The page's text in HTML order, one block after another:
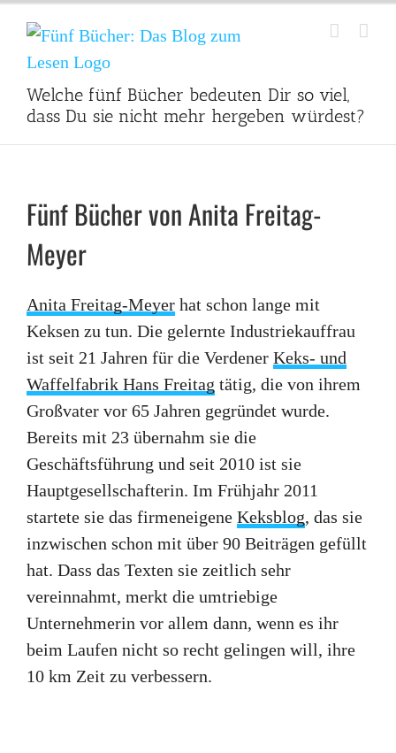
Inhalt
springen
Welche fünf Bücher bedeuten Dir so viel,
dass Du sie nicht mehr hergeben würdest?
Fünf Bücher von Anita Freitag-
Meyer
Anita Freitag-Meyer hat schon lange mit
Keksen zu tun. Die gelernte Industriekauffrau
ist seit 21 Jahren für die Verdener Keks- und
Waffelfabrik Hans Freitag tätig, die von ihrem
Großvater vor 65 Jahren gegründet wurde.
Bereits mit 23 übernahm sie die
Geschäftsführung und seit 2010 ist sie
Hauptgesellschafterin. Im Frühjahr 2011
startete sie das firmeneigene Keksblog, das sie
inzwischen schon mit über 90 Beiträgen gefüllt
hat. Dass das Texten sie zeitlich sehr
vereinnahmt, merkt die umtriebige
Unternehmerin vor allem dann, wenn es ihr
beim Laufen nicht so recht gelingen will, ihre
10 km Zeit zu verbessern.